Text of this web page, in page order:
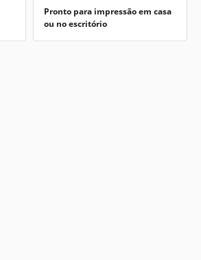
Pronto para impressão em casa
ou no escritório